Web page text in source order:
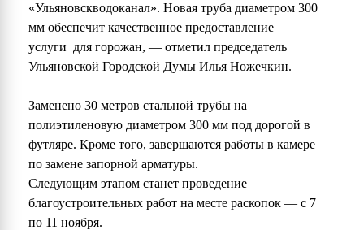
«Ульяновскводоканал». Новая труба диаметром 300
мм обеспечит качественное предоставление
услуги для горожан, — отметил председатель
Ульяновской Городской Думы Илья Ножечкин.
Заменено 30 метров стальной трубы на
полиэтиленовую диаметром 300 мм под дорогой в
футляре. Кроме того, завершаются работы в камере
по замене запорной арматуры.
Следующим этапом станет проведение
благоустроительных работ на месте раскопок — с 7
по 11 ноября.